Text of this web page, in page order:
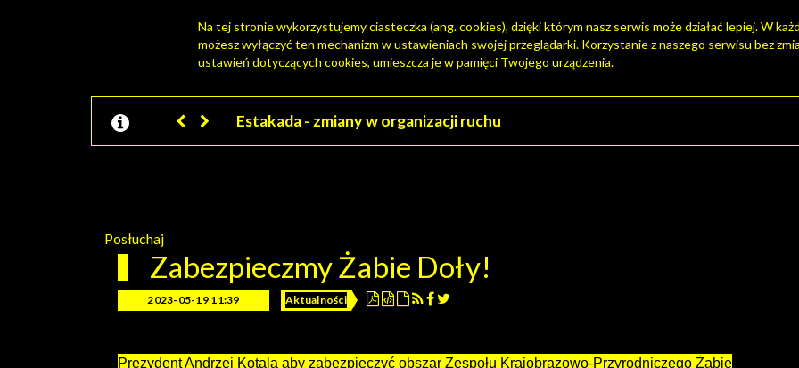
PORTAL MIESZKAŃCA
Jesteśmy w EZD
Posłuchaj
Zabezpieczmy Żabie Doły!
2023-05-19 11:39 Aktualności
Prezydent Andrzej Kotala aby zabezpieczyć obszar Zespołu Krajobrazowo-Przyrodniczego Żabie
Na tej stronie wykorzystujemy ciasteczka (ang. cookies), dzięki którym nasz serwis może działać lepiej. W
możesz wyłączyć ten mechanizm w ustawieniach swojej przeglądarki. Korzystanie z naszego serwisu bez
ustawień dotyczących cookies, umieszcza je w pamięci Twojego urządzenia.